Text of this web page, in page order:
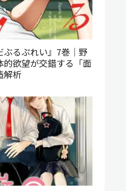
ぶるぷれい』7巻｜野
欲望が交錯する「面
解析